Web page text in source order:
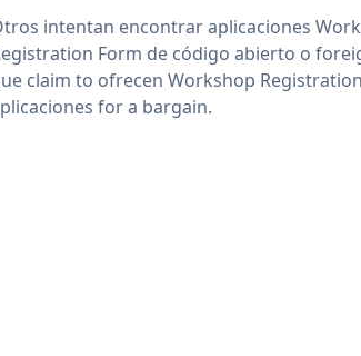
intentan encontrar aplicaciones
Form de código abierto o
claim to ofrecen Workshop
for a bargain.